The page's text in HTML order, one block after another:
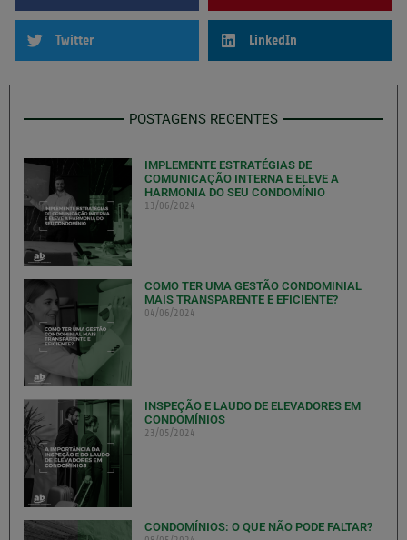
Twitter LinkedIn
POSTAGENS RECENTES
IMPLEMENTE ESTRATÉGIAS DE
COMUNICAÇÃO INTERNA E ELEVE A
HARMONIA DO SEU CONDOMÍNIO
13/06/2024
COMO TER UMA GESTÃO CONDOMINIAL
MAIS TRANSPARENTE E EFICIENTE?
04/06/2024
INSPEÇÃO E LAUDO DE ELEVADORES EM
CONDOMÍNIOS
23/05/2024
CONDOMÍNIOS: O QUE NÃO PODE FALTAR?